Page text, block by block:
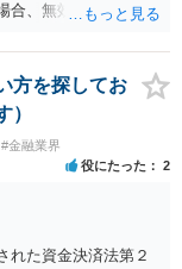
合、無効になるリス
すので、ご注意され
よって効果が変わり
意書の作成を依頼す
方を探してお
）
#金融業界
役にたった 2
れた資金決済法第２